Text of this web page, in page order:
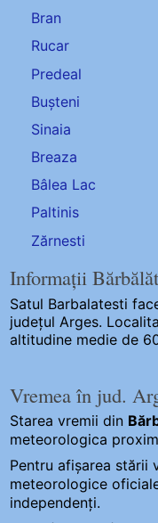
Bran
Rucar
Predeal
Bușteni
Sinaia
Breaza
Bâlea Lac
Paltinis
Zărnesti
Informații
Satul Barbalatesti
județul Arges.
altitudine medie de
Vremea în jud.
Starea vremii din
meteorologica
Pentru afișarea stării
meteorologice
independenți.